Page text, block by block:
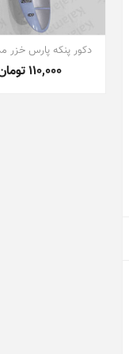
دکور پنکه پارس خزر مدل
110,000 تومان